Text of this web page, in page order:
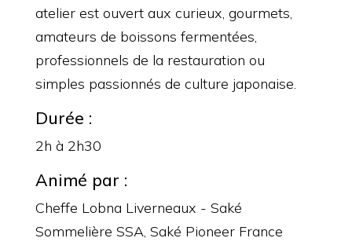
atelier est ouvert aux curieux, gourmets,
amateurs de boissons fermentées,
professionnels de la restauration ou
simples passionnés de culture japonaise.
Durée :
2h à 2h30
Animé par :
Cheffe Lobna Liverneaux - Saké
Sommelière SSA, Saké Pioneer France